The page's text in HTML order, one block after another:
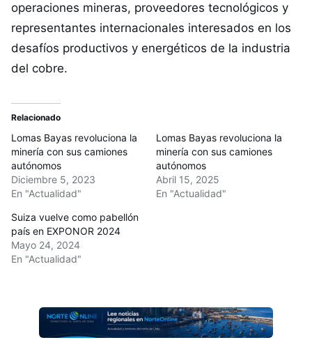
operaciones mineras, proveedores tecnológicos y
representantes internacionales interesados en los
desafíos productivos y energéticos de la industria
del cobre.
Relacionado
Lomas Bayas revoluciona la
minería con sus camiones
autónomos
Diciembre 5, 2023
En "Actualidad"
Lomas Bayas revoluciona la
minería con sus camiones
autónomos
Abril 15, 2025
En "Actualidad"
Suiza vuelve como pabellón
país en EXPONOR 2024
Mayo 24, 2024
En "Actualidad"